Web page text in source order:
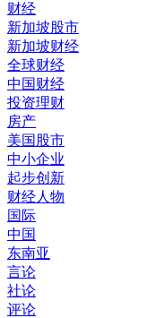
财经
新加坡股市
新加坡财经
全球财经
中国财经
投资理财
房产
美国股市
中小企业
起步创新
财经人物
国际
中国
东南亚
言论
社论
评论